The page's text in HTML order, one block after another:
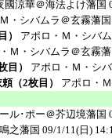
國涼華＠海法よけ藩国
・シバムラ＠玄霧藩国
）
アポロ・Ｍ・シバ
Ｍ・シバムラ＠玄霧
目）
アポロ・Ｍ・シ
（2枚目）
アポロ・
ル･ポー＠芥辺境藩国
之藩国 09/1/11(日)